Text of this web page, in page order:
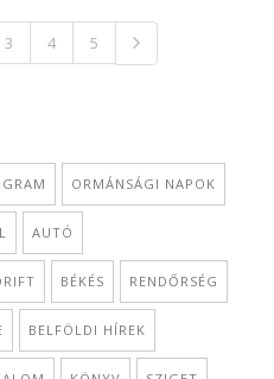
3 4 5
ORMÁNSÁGI NAPOK
AUTÓ
BÉKÉS RENDŐRSÉG
BELFÖLDI HÍREK